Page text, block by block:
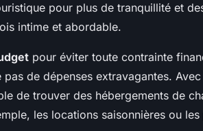
pour plus de tranquillité et
intime et abordable.
pour éviter toute contrainte
pas de dépenses extravagantes.
de trouver des hébergements de
les locations saisonnières ou